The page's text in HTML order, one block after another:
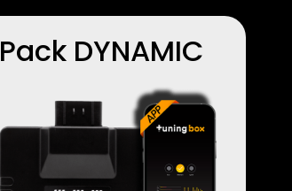
Pack DYNAMIC